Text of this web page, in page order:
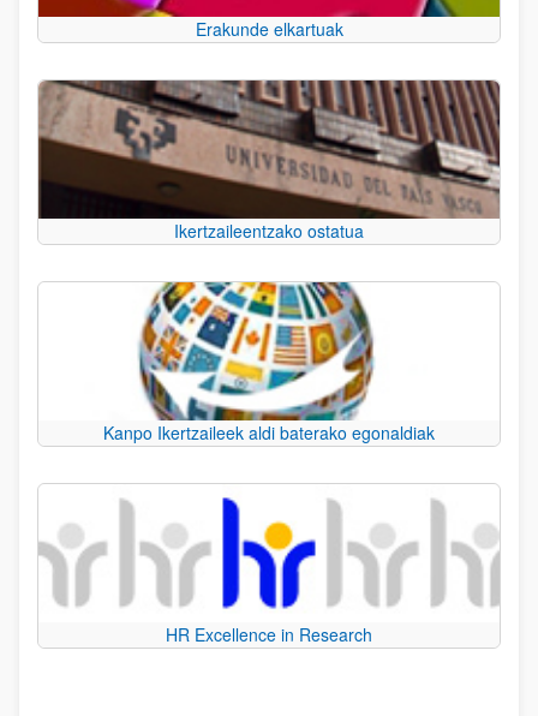
Erakunde elkartuak
Ikertzaileentzako ostatua
Kanpo Ikertzaileek aldi baterako egonaldiak
HR Excellence in Research